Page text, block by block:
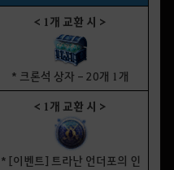
< 1개 교환 시 >
* 크론석 상자 - 20개 1개
< 1개 교환 시 >
* [이벤트] 트라난 언더포의 인